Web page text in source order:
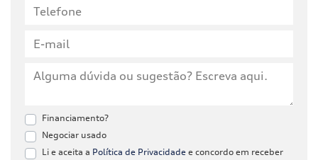
Financiamento?
Negociar usado
Li e aceita a Política de Privacidade e concordo em receber